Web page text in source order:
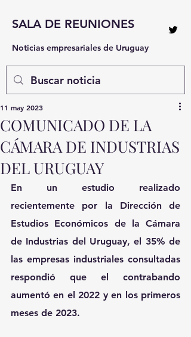
SALA DE REUNIONES
Noticias empresariales de Uruguay
COMUNICADO DE LA
CÁMARA DE INDUSTRIAS
DEL URUGUAY
11 may 2023
En un estudio realizado
recientemente por la Dirección de
Estudios Económicos de la Cámara
de Industrias del Uruguay, el 35% de
las empresas industriales consultadas
respondió que el contrabando
aumentó en el 2022 y en los primeros
meses de 2023.